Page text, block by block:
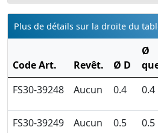
Plus de détails sur la droite du
Code Art. Revêt. Ø D
Ø
FS30-39248
Aucun 0.4 0.4
FS30-39249 Aucun 0.5 0.5